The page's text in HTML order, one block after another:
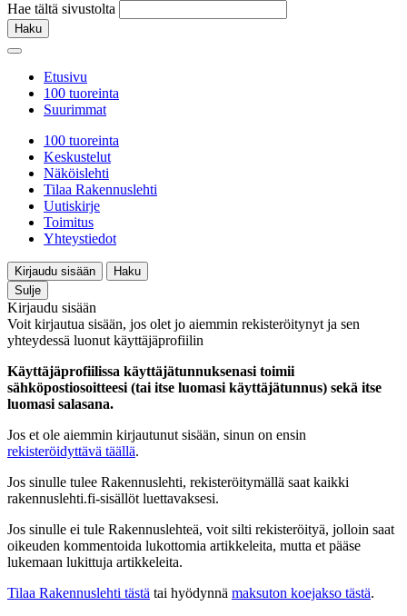
Hae tältä sivustolta
Haku
Etusivu
100 tuoreinta
Suurimmat
100 tuoreinta
Keskustelut
Näköislehti
Tilaa Rakennuslehti
Uutiskirje
Toimitus
Yhteystiedot
Kirjaudu sisään
Haku
Sulje
Kirjaudu sisään
Voit kirjautua sisään, jos olet jo aiemmin rekisteröitynyt ja sen
yhteydessä luonut käyttäjäprofiilin
Käyttäjäprofiilissa käyttäjätunnuksenasi toimii
sähköpostiosoitteesi (tai itse luomasi käyttäjätunnus) sekä itse
luomasi salasana.
Jos et ole aiemmin kirjautunut sisään, sinun on ensin
rekisteröidyttävä täällä.
Jos sinulle tulee Rakennuslehti, rekisteröitymällä saat kaikki
rakennuslehti.fi-sisällöt luettavaksesi.
Jos sinulle ei tule Rakennuslehteä, voit silti rekisteröityä, jolloin saat
oikeuden kommentoida lukottomia artikkeleita, mutta et pääse
lukemaan lukittuja artikkeleita.
Tilaa Rakennuslehti tästä tai hyödynnä maksuton koejakso tästä.